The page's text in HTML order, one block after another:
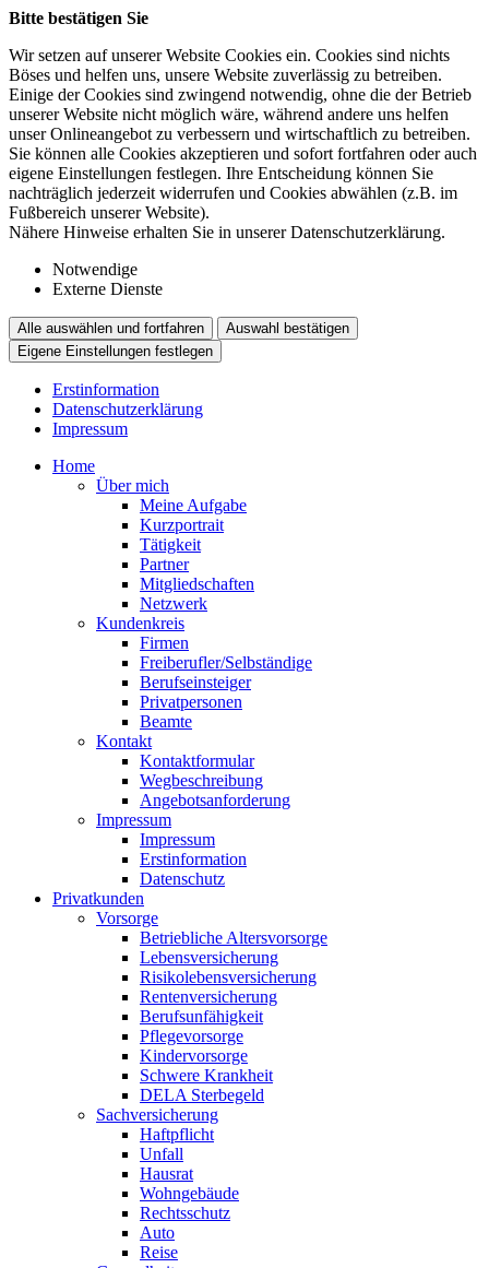
Bitte bestätigen Sie
Wir setzen auf unserer Website Cookies ein. Cookies sind nichts
Böses und helfen uns, unsere Website zuverlässig zu betreiben.
Einige der Cookies sind zwingend notwendig, ohne die der Betrieb
unserer Website nicht möglich wäre, während andere uns helfen
unser Onlineangebot zu verbessern und wirtschaftlich zu betreiben.
Sie können alle Cookies akzeptieren und sofort fortfahren oder auch
eigene Einstellungen festlegen. Ihre Entscheidung können Sie
nachträglich jederzeit widerrufen und Cookies abwählen (z.B. im
Fußbereich unserer Website).
Nähere Hinweise erhalten Sie in unserer Datenschutzerklärung.
Notwendige
Externe Dienste
Alle auswählen und fortfahren
Auswahl bestätigen
Eigene Einstellungen festlegen
Erstinformation
Datenschutzerklärung
Impressum
Home
Über mich
Meine Aufgabe
Kurzportrait
Tätigkeit
Partner
Mitgliedschaften
Netzwerk
Kundenkreis
Firmen
Freiberufler/Selbständige
Berufseinsteiger
Privatpersonen
Beamte
Kontakt
Kontaktformular
Wegbeschreibung
Angebotsanforderung
Impressum
Impressum
Erstinformation
Datenschutz
Privatkunden
Vorsorge
Betriebliche Altersvorsorge
Lebensversicherung
Risikolebensversicherung
Rentenversicherung
Berufsunfähigkeit
Pflegevorsorge
Kindervorsorge
Schwere Krankheit
DELA Sterbegeld
Sachversicherung
Haftpflicht
Unfall
Hausrat
Wohngebäude
Rechtsschutz
Auto
Reise